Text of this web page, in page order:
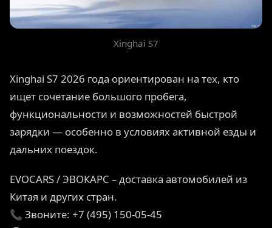
Xinghai S7
Xinghai S7 2026 года ориентирован на тех, кто
ищет сочетание большого пробега,
функциональности и возможностей быстрой
зарядки — особенно в условиях активной езды и
дальних поездок.
EVOCARS / ЭВОКАРС – доставка автомобилей из
Китая и других стран.
📞 Звоните: +7 (495) 150-05-45